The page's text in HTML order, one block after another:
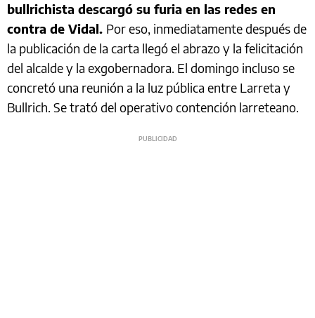
bullrichista descargó su furia en las redes en
contra de Vidal. Por eso, inmediatamente después de
la publicación de la carta llegó el abrazo y la felicitación
del alcalde y la exgobernadora. El domingo incluso se
concretó una reunión a la luz pública entre Larreta y
Bullrich. Se trató del operativo contención larreteano.